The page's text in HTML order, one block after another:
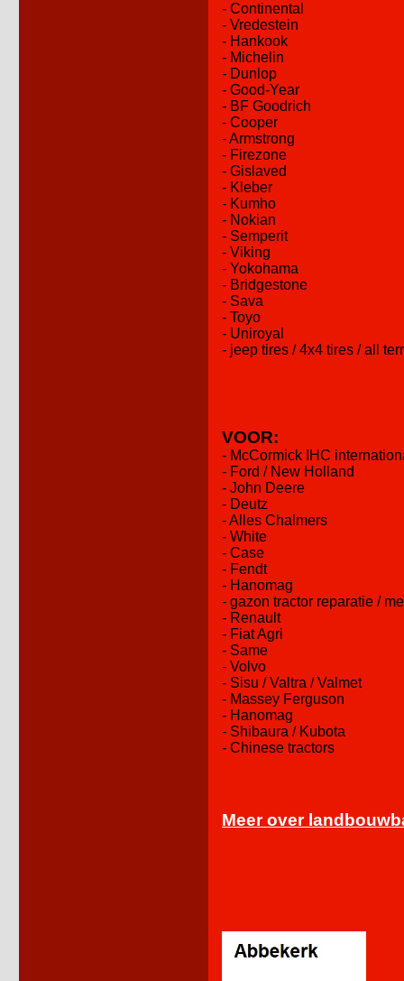
- Continental
- Vredestein
- Hankook
- Michelin
- Dunlop
- Good-Year
- BF Goodrich
- Cooper
- Armstrong
- Firezone
- Gislaved
- Kleber
- Kumho
- Nokian
- Semperit
- Viking
- Yokohama
- Bridgestone
- Sava
- Toyo
- Uniroyal
- jeep tires / 4x4 tires / all
VOOR:
- McCormick IHC
- Ford / New Holland
- John Deere
- Deutz
- Alles Chalmers
- White
- Case
- Fendt
- Hanomag
- gazon tractor reparatie /
- Renault
- Fiat Agri
- Same
- Volvo
- Sisu / Valtra / Valmet
- Massey Ferguson
- Hanomag
- Shibaura / Kubota
- Chinese tractors
Meer over